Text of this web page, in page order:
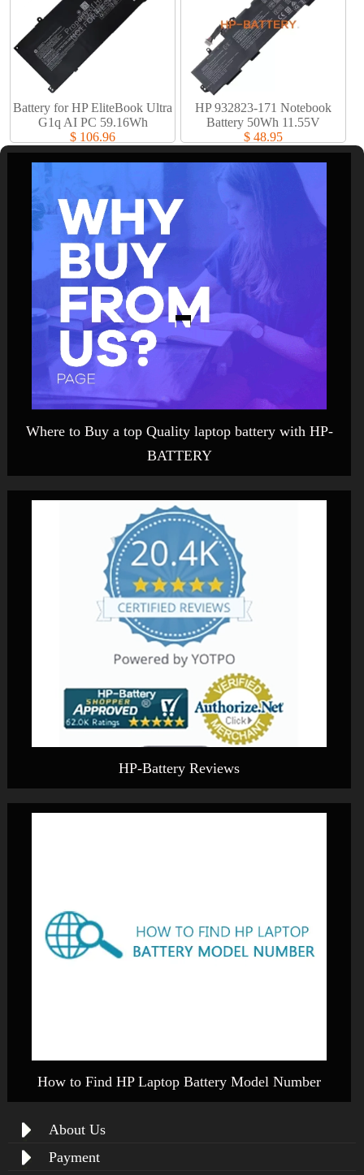
Battery for HP EliteBook Ultra
G1q AI PC 59.16Wh
$ 106.96
HP 932823-171 Notebook
Battery 50Wh 11.55V
$ 48.95
Where to Buy a top Quality laptop battery with HP-
BATTERY
HP-Battery Reviews
How to Find HP Laptop Battery Model Number
About Us
Payment